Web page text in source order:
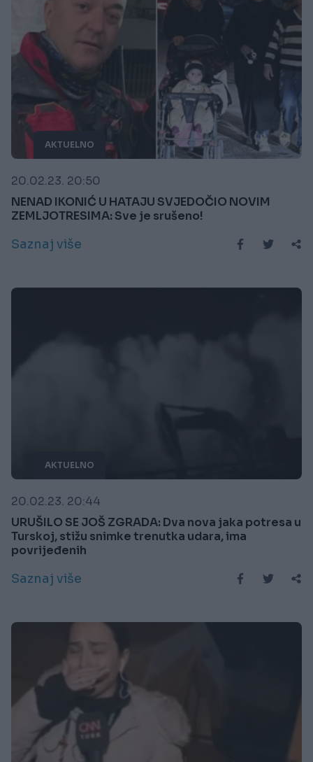
AKTUELNO
20.02.23. 20:50
NENAD IKONIĆ U HATAJU SVJEDOČIO NOVIM
ZEMLJOTRESIMA: Sve je srušeno!
Saznaj više
AKTUELNO
20.02.23. 20:44
URUŠILO SE JOŠ ZGRADA: Dva nova jaka potresa u
Turskoj, stižu snimke trenutka udara, ima
povrijeđenih
Saznaj više